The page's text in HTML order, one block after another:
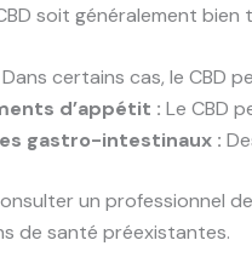
soit généralement
Dans certains cas, le CBD
d’appétit : Le CBD
gastro-intestinaux :
un professionnel
de santé préexistantes.